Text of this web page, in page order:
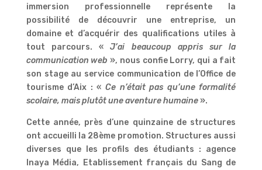
immersion professionnelle représente la
possibilité de découvrir une entreprise, un
domaine et d’acquérir des qualifications utiles à
tout parcours. «J’ai beaucoup appris sur la
communication web », nous confie Lorry, qui a fait
son stage au service communication de l’Office de
tourisme d’Aix : « Ce n’était pas qu’une formalité
scolaire, mais plutôt une aventure humaine».
Cette année, près d’une quinzaine de structures
ont accueilli la 28ème promotion. Structures aussi
diverses que les profils des étudiants : agence
Inaya Média, Etablissement français du Sang de